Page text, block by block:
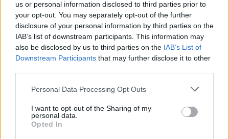
us or personal information disclosed to third parties prior to
your opt-out. You may separately opt-out of the further
disclosure of your personal information by third parties on the
IAB’s list of downstream participants. This information may
also be disclosed by us to third parties on the IAB’s List of
Downstream Participants that may further disclose it to other
Personal Data Processing Opt Outs
I want to opt-out of the Sharing of my
personal data.
Opted In
obzoru budeme v nadcházejících měsících pravděpodobně
svědky překonávání dalších teplotních rekordů," uvedl v
tiskovém prohlášení Carlo Buontempo, ředitel služby
programu Copernicus v oblasti změny klimatu v ECMWF.
reklama